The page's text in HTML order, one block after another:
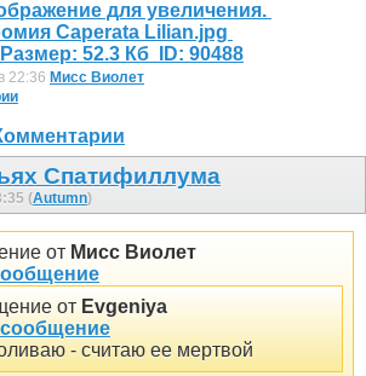
22:36 Мисс Виолет
Спатифиллума
(Autumn)
от Мисс Виолет
от Evgeniya
- считаю ее мертвой